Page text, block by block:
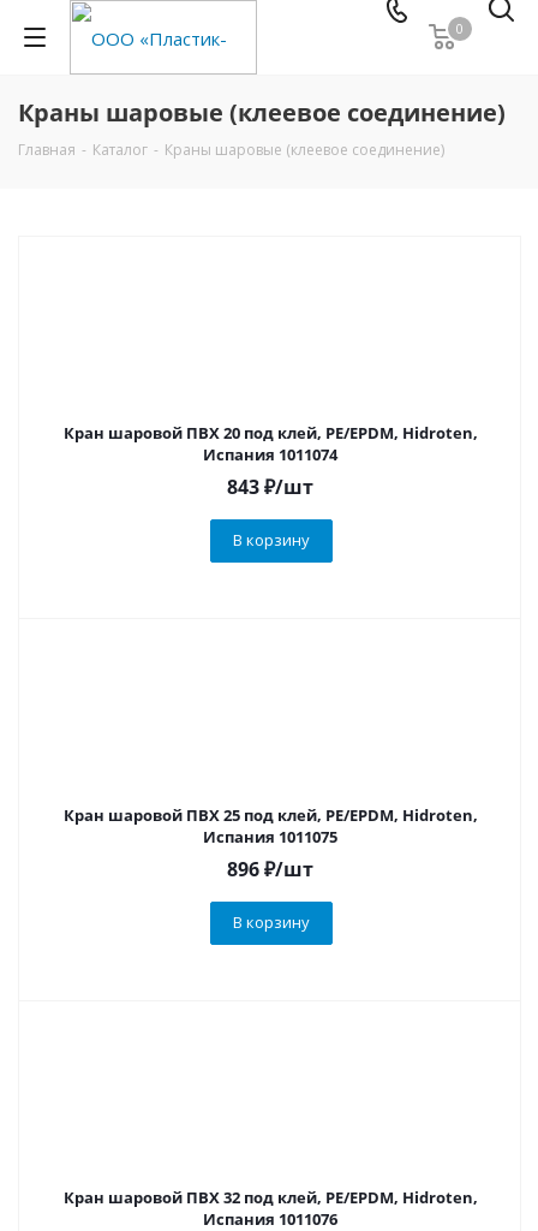
0
Краны шаровые (клеевое соединение)
Главная - Каталог - Краны шаровые (клеевое соединение)
Кран шаровой ПВХ 20 под клей, PE/EPDM, Hidroten,
Испания 1011074
843₽/шт
В корзину
Кран шаровой ПВХ 25 под клей, PE/EPDM, Hidroten,
Испания 1011075
896₽/шт
В корзину
Кран шаровой ПВХ 32 под клей, PE/EPDM, Hidroten,
Испания 1011076